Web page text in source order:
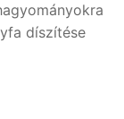
díszítése